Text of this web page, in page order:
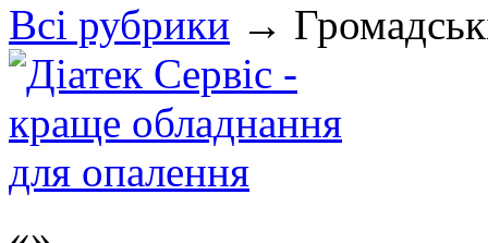
Всi рубрики →